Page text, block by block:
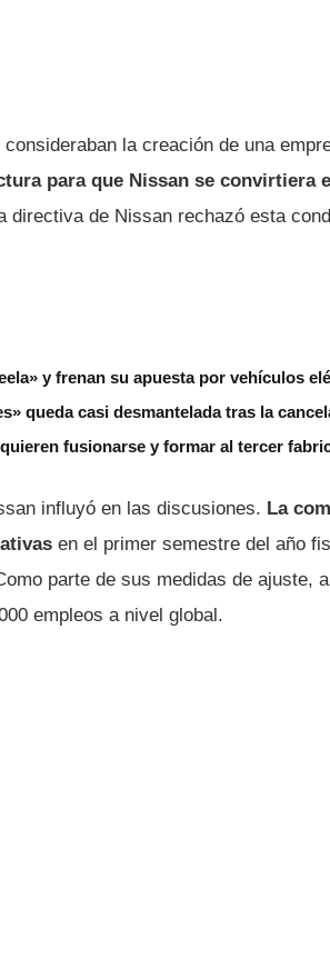
la creación de una
para que Nissan se convirtiera
directiva de Nissan rechazó esta
y frenan su apuesta por vehículos
queda casi desmantelada tras la
fusionarse y formar al tercer
influyó en las discusiones. La
en el primer semestre del año
parte de sus medidas de ajuste,
empleos a nivel global.